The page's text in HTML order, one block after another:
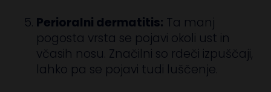
Perioralni dermatitis: Ta manj
pogosta vrsta se pojavi okoli ust in
včasih nosu. Značilni so rdeči izpuščaji,
lahko pa se pojavi tudi luščenje.